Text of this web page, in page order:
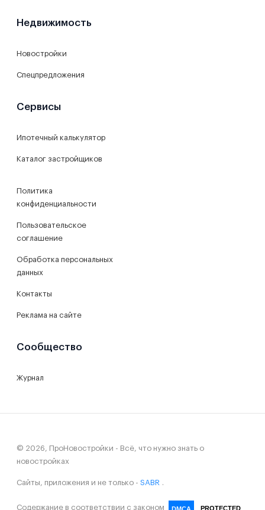
Недвижимость
Новостройки
Спецпредложения
Сервисы
Ипотечный калькулятор
Каталог застройщиков
Политика
конфиденциальности
Пользовательское
соглашение
Обработка персональных
данных
Контакты
Реклама на сайте
Сообщество
Журнал
© 2026, ПроНовостройки - Всё, что нужно знать о
новостройках
Сайты, приложения и не только - SABR
Содержание в соответствии с законом DMCA PROTECTED